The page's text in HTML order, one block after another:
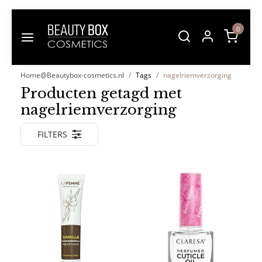
0
Home@Beautybox-cosmetics.nl Tags nagelriemverzorging
Producten getagd met
nagelriemverzorging
FILTERS